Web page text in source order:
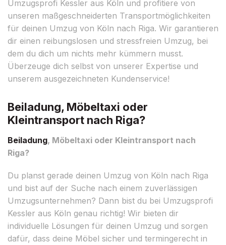
Umzugsprofi Kessler aus Köln und profitiere von
unseren maßgeschneiderten Transportmöglichkeiten
für deinen Umzug von Köln nach Riga. Wir garantieren
dir einen reibungslosen und stressfreien Umzug, bei
dem du dich um nichts mehr kümmern musst.
Überzeuge dich selbst von unserer Expertise und
unserem ausgezeichneten Kundenservice!
Beiladung, Möbeltaxi oder
Kleintransport nach Riga?
Beiladung, Möbeltaxi oder Kleintransport nach
Riga?
Du planst gerade deinen Umzug von Köln nach Riga
und bist auf der Suche nach einem zuverlässigen
Umzugsunternehmen? Dann bist du bei Umzugsprofi
Kessler aus Köln genau richtig! Wir bieten dir
individuelle Lösungen für deinen Umzug und sorgen
dafür, dass deine Möbel sicher und termingerecht in